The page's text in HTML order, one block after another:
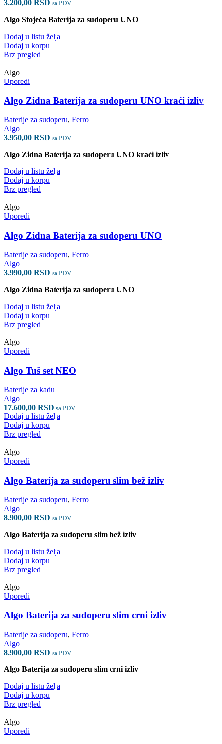
3.200,00 RSD sa PDV
Algo Stojeća Baterija za sudoperu UNO
Dodaj u listu želja
Dodaj u korpu
Brz pregled
Algo
Uporedi
Algo Zidna Baterija za sudoperu UNO kraći izliv
Baterije za sudoperu, Ferro
Algo
3.950,00 RSD sa PDV
Algo Zidna Baterija za sudoperu UNO kraći izliv
Dodaj u listu želja
Dodaj u korpu
Brz pregled
Algo
Uporedi
Algo Zidna Baterija za sudoperu UNO
Baterije za sudoperu, Ferro
Algo
3.990,00 RSD sa PDV
Algo Zidna Baterija za sudoperu UNO
Dodaj u listu želja
Dodaj u korpu
Brz pregled
Algo
Uporedi
Algo Tuš set NEO
Baterije za kadu
Algo
17.600,00 RSD sa PDV
Dodaj u listu želja
Dodaj u korpu
Brz pregled
Algo
Uporedi
Algo Baterija za sudoperu slim bež izliv
Baterije za sudoperu, Ferro
Algo
8.900,00 RSD sa PDV
Algo Baterija za sudoperu slim bež izliv
Dodaj u listu želja
Dodaj u korpu
Brz pregled
Algo
Uporedi
Algo Baterija za sudoperu slim crni izliv
Baterije za sudoperu, Ferro
Algo
8.900,00 RSD sa PDV
Algo Baterija za sudoperu slim crni izliv
Dodaj u listu želja
Dodaj u korpu
Brz pregled
Algo
Uporedi